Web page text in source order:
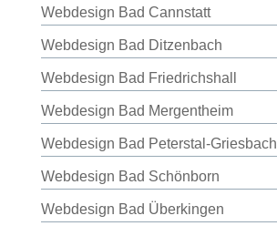
Webdesign Bad Cannstatt
Webdesign Bad Ditzenbach
Webdesign Bad Friedrichshall
Webdesign Bad Mergentheim
Webdesign Bad Peterstal-Griesbach
Webdesign Bad Schönborn
Webdesign Bad Überkingen